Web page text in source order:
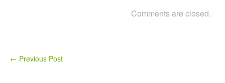
Comments are closed.
← Previous Post